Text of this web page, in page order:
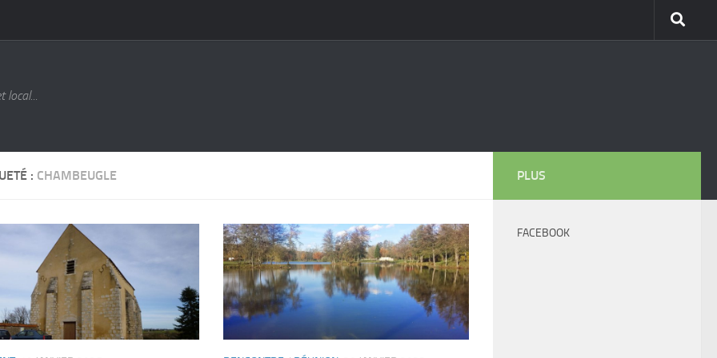
local...
: CHAMBEUGLE PLUS
FACEBOOK